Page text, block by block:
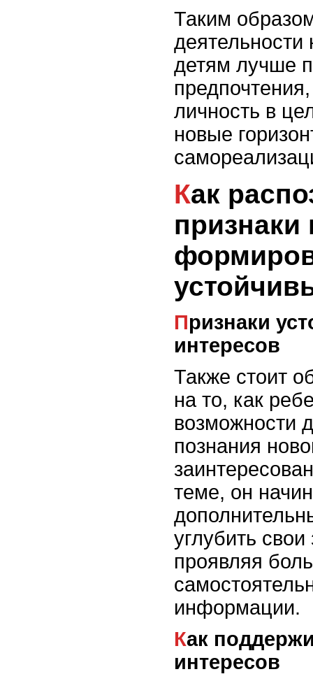
Таким
деятельности
детям лучше
личность в
новые
Как распознавать
признаки
Признаки устойчивых
интересов
Также стоит
на то, как
возможности
познания
теме, он
углубить
проявляя
информации.
Как поддерживать развитие
интересов